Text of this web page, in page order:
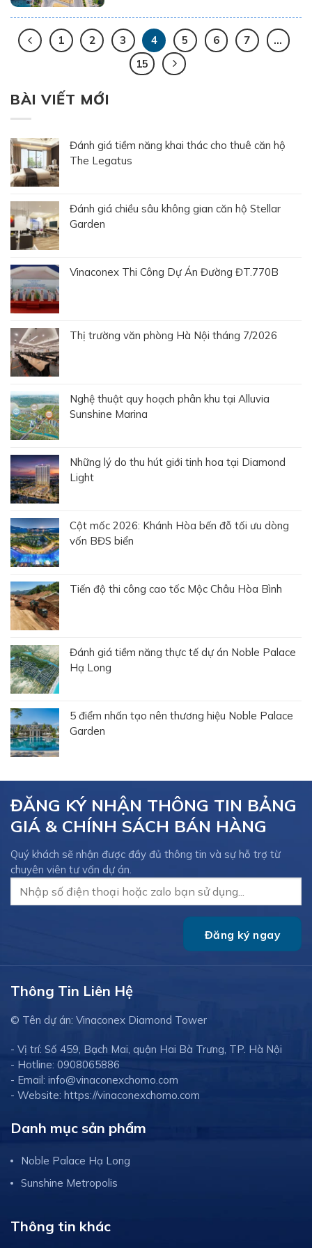
khu kinh tế, việc tối ưu hóa quy trình phê
duyệt hồ sơ đã trở thành đòn […]
1 2 3 4 5 6 7
…
15
BÀI VIẾT MỚI
Đánh giá tiềm năng khai thác cho thuê căn hộ
The Legatus
Đánh giá chiều sâu không gian căn hộ Stellar
Garden
Vinaconex Thi Công Dự Án Đường ĐT.770B
Thị trường văn phòng Hà Nội tháng 7/2026
Nghệ thuật quy hoạch phân khu tại Alluvia
Sunshine Marina
Những lý do thu hút giới tinh hoa tại Diamond
Light
Cột mốc 2026: Khánh Hòa bến đỗ tối ưu dòng
vốn BĐS biển
Tiến độ thi công cao tốc Mộc Châu Hòa Bình
Đánh giá tiềm năng thực tế dự án Noble Palace
Hạ Long
5 điểm nhấn tạo nên thương hiệu Noble Palace
Garden
ĐĂNG KÝ NHẬN THÔNG TIN BẢNG
GIÁ & CHÍNH SÁCH BÁN HÀNG
Quý khách sẽ nhận được đầy đủ thông tin và sự hỗ trợ từ
chuyên viên tư vấn dự án.
Thông Tin Liên Hệ
© Tên dự án: Vinaconex Diamond Tower
- Vị trí: Số 459, Bạch Mai, quận Hai Bà Trưng, TP. Hà Nội
- Hotline: 0908065886
- Email: info@vinaconexchomo.com
- Website: https://vinaconexchomo.com
Danh mục sản phẩm
Noble Palace Hạ Long
Sunshine Metropolis
Thông tin khác